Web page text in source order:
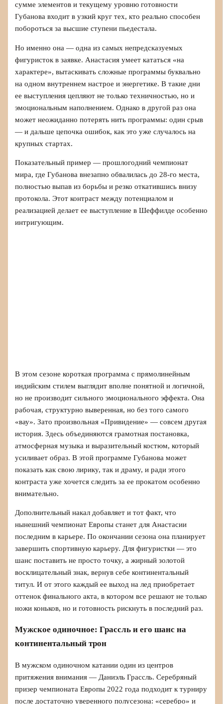
сумме элементов и текущему уровню готовности
Губанова входит в узкий круг тех, кто реально способен
побороться за высшие ступени пьедестала.
Но именно она — одна из самых непредсказуемых
фигуристок в заявке. Анастасия умеет кататься «на
характере», вытаскивать сложные программы буквально
на одном внутреннем настрое и энергетике. В такие дни
ее выступления цепляют не только техничностью, но и
эмоциональным наполнением. Однако в другой раз она
может неожиданно потерять нить программы: один срыв
— и дальше цепочка ошибок, как это уже случалось на
крупных стартах.
Показательный пример — прошлогодний чемпионат
мира, где Губанова внезапно обвалилась до 28-го места,
полностью выпав из борьбы и резко откатившись внизу
протокола. Этот контраст между потенциалом и
реализацией делает ее выступление в Шеффилде особенно
интригующим.
В этом сезоне короткая программа с прямолинейным
индийским стилем выглядит вполне понятной и логичной,
но не производит сильного эмоционального эффекта. Она
рабочая, структурно выверенная, но без того самого
«вау». Зато произвольная «Привидение» — совсем другая
история. Здесь объединяются грамотная постановка,
атмосферная музыка и выразительный костюм, который
усиливает образ. В этой программе Губанова может
показать как свою лирику, так и драму, и ради этого
контраста уже хочется следить за ее прокатом особенно
внимательно.
Дополнительный накал добавляет и тот факт, что
нынешний чемпионат Европы станет для Анастасии
последним в карьере. По окончании сезона она планирует
завершить спортивную карьеру. Для фигуристки — это
шанс поставить не просто точку, а жирный золотой
восклицательный знак, вернув себе континентальный
титул. И от этого каждый ее выход на лед приобретает
оттенок финального акта, в котором все решают не только
ножи коньков, но и готовность рискнуть в последний раз.
Мужское одиночное: Грассль и его шанс на
континентальный трон
В мужском одиночном катании один из центров
притяжения внимания — Даниэль Грассль. Серебряный
призер чемпионата Европы 2022 года подходит к турниру
после достаточно уверенного полусезона: «серебро» и